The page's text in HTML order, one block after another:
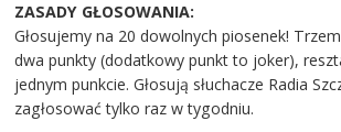
ZASADY GŁOSOWANIA:
Głosujemy na 20 dowolnych piosenek!
dwa punkty (dodatkowy punkt to joker),
jednym punkcie. Głosują słuchacze Radia
zagłosować tylko raz w tygodniu.